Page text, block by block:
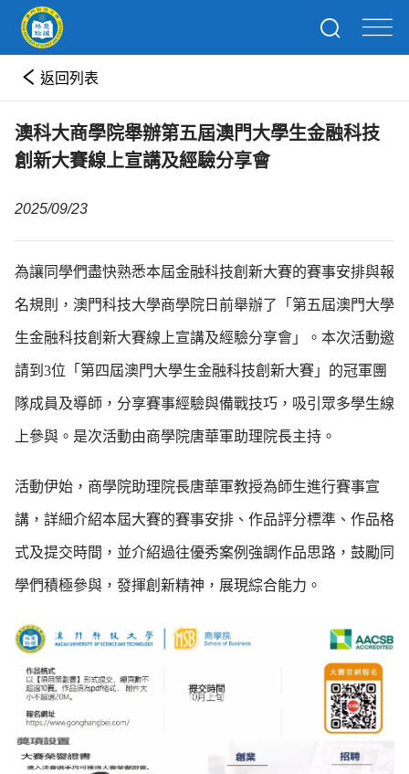
返回列表
澳科大商學院舉辦第五屆澳門大學生金融科技
創新大賽線上宣講及經驗分享會
2025/09/23
為讓同學們盡快熟悉本屆金融科技創新大賽的賽事安排與報
名規則，澳門科技大學商學院日前舉辦了「第五屆澳門大學
生金融科技創新大賽線上宣講及經驗分享會」。本次活動邀
請到3位「第四屆澳門大學生金融科技創新大賽」的冠軍團
隊成員及導師，分享賽事經驗與備戰技巧，吸引眾多學生線
上參與。是次活動由商學院唐華軍助理院長主持。
活動伊始，商學院助理院長唐華軍教授為師生進行賽事宣
講，詳細介紹本屆大賽的賽事安排、作品評分標準、作品格
式及提交時間，並介紹過往優秀案例強調作品思路，鼓勵同
學們積極參與，發揮創新精神，展現綜合能力。